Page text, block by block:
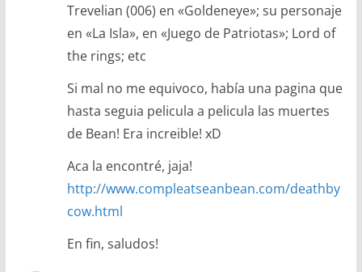
Trevelian (006) en «Goldeneye»; su personaje
en «La Isla», en «Juego de Patriotas»; Lord of
the rings; etc
Si mal no me equivoco, había una pagina que
hasta seguia pelicula a pelicula las muertes
de Bean! Era increible! xD
Aca la encontré, jaja!
http://www.compleatseanbean.com/deathby
cow.html
En fin, saludos!